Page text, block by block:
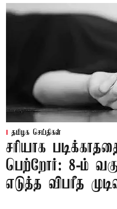
தமிழக செய்திகள்
சரியாக
பெற்றோர்: 8-ம்
எடுத்த விபரீத